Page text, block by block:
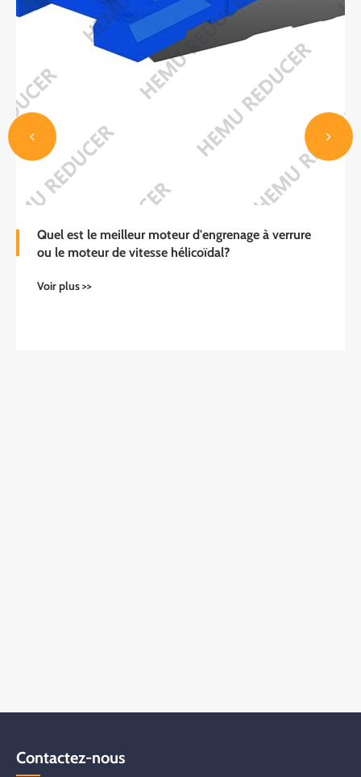
Quel est le meilleur moteur d'engrenage à verrure
ou le moteur de vitesse hélicoïdal?
Voir plus >>
Contactez-nous